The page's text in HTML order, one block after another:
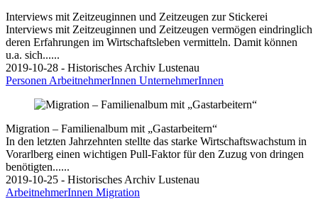
Interviews mit Zeitzeuginnen und Zeitzeugen zur Stickerei
Interviews mit Zeitzeuginnen und Zeitzeugen vermögen eindringlich
deren Erfahrungen im Wirtschaftsleben vermitteln. Damit können
u.a. sich......
2019-10-28 - Historisches Archiv Lustenau
Personen ArbeitnehmerInnen UnternehmerInnen
Migration – Familienalbum mit „Gastarbeitern“
In den letzten Jahrzehnten stellte das starke Wirtschaftswachstum in
Vorarlberg einen wichtigen Pull-Faktor für den Zuzug von dringen
benötigten......
2019-10-25 - Historisches Archiv Lustenau
ArbeitnehmerInnen Migration